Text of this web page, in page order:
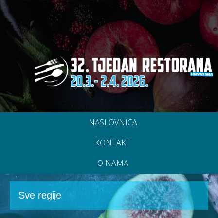
NASLOVNICA
KONTAKT
O NAMA